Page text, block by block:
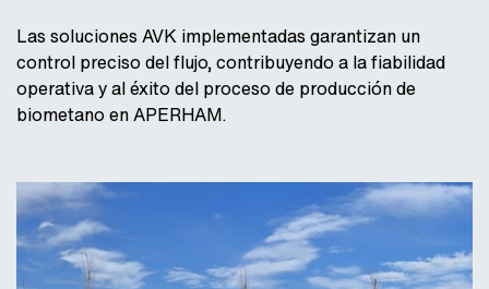
Las soluciones AVK implementadas garantizan un
control preciso del flujo, contribuyendo a la fiabilidad
operativa y al éxito del proceso de producción de
biometano en APERHAM.